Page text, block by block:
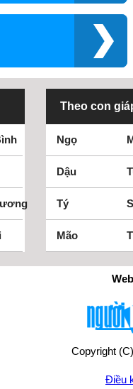
Theo con
Ngọ
Dậu
Tý
Mão
Copyright
Điều